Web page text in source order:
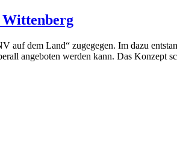
Wittenberg
auf dem Land“ zugegegen. Im dazu
angeboten werden kann. Das Konzept